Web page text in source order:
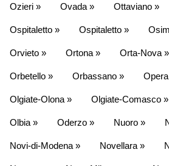
Ozieri » Ovada » Ottaviano »
Ospitaletto » Ospitaletto »
Orvieto » Ortona » Orta-Nova »
Orbetello » Orbassano »
Olgiate-Olona » Olgiate-Comasco »
Olbia » Oderzo » Nuoro »
Novi-di-Modena » Novellara »